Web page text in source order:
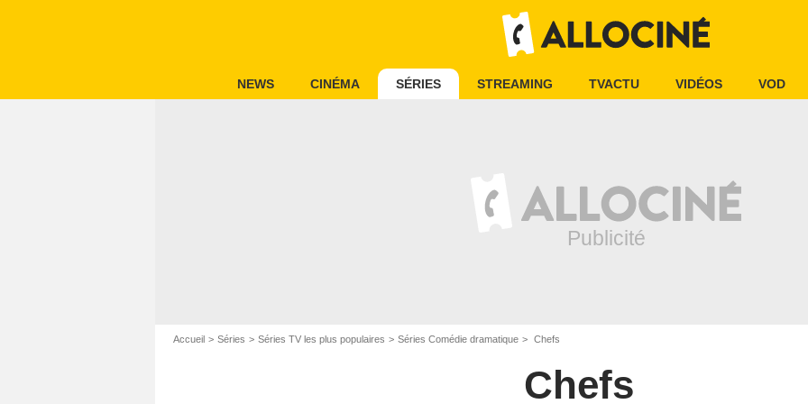
NEWS CINÉMA SÉRIES STREAMING TVACTU VIDÉOS VOD
Accueil Séries Séries TV les plus populaires Séries Comédie dramatique Chefs
Chefs